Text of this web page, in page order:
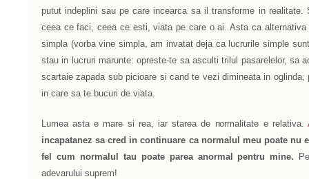
putut indeplini sau pe care incearca sa il transforme in
ceea ce faci, ceea ce esti, viata pe care o ai. Asta ca
simpla (vorba vine simpla, am invatat deja ca lucrurile simple
stau in lucruri marunte: opreste-te sa asculti trilul pasarelelor, sa
scartaie zapada sub picioare si cand te vezi dimineata in
in care sa te bucuri de viata.
Lumea asta e mare si rea, iar starea de normalitate e relativa.
incapatanez sa cred in continuare ca normalul meu poate nu
fel cum normalul tau poate parea anormal pentru mine.
adevarului suprem!